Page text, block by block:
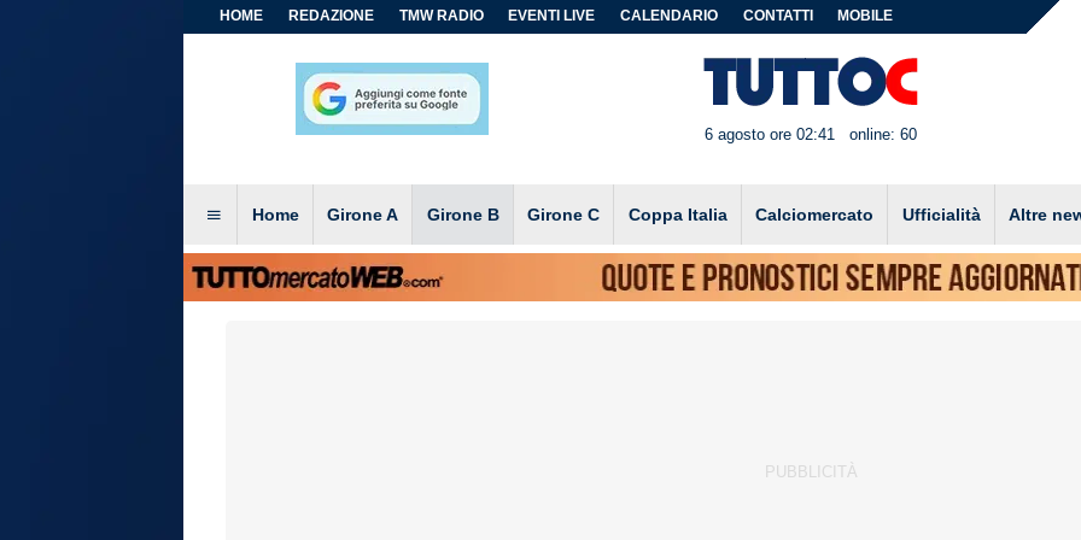
HOME REDAZIONE TMW RADIO EVENTI LIVE CALENDARIO CONTATTI MOBILE
6 agosto ore 02:41 online: 60
Home Girone A Girone B Girone C Coppa Italia Calciomercato Ufficialità Altre